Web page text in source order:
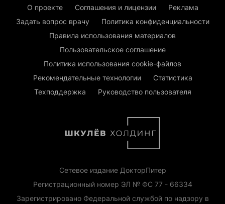
О проекте Соглашения и лицензии
Реклама
Задать вопрос врачу
Политика конфиденциальности
Правила использования материалов
Пользовательское соглашение
Политика использования cookie-файлов
Рекомендательные технологии
Статистика
Техподдержка
Руководство пользователя
Сетевое издание ДокторПитер
Регистрационный номер ЭЛ № ФС 77 - 66334
Зарегистрировано Федеральной службой по надзору в